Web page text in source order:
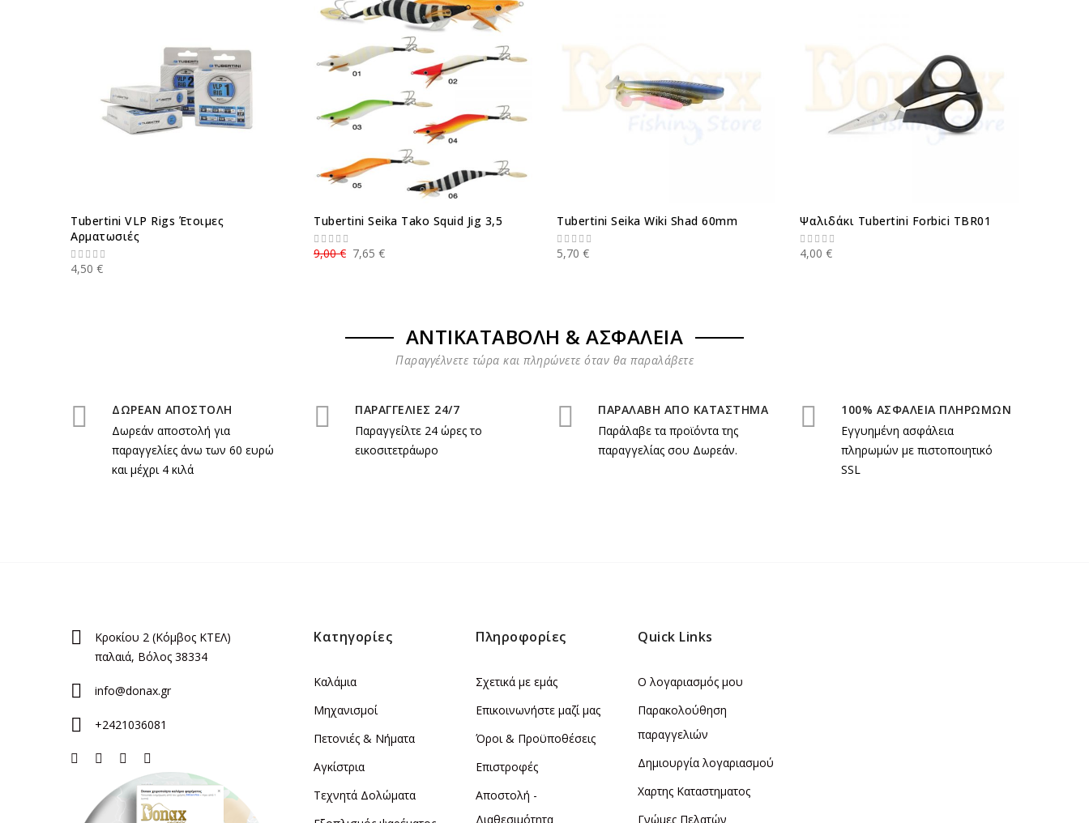
Tubertini VLP Rigs Έτοιμες
Αρματωσιές
4,50 €
Tubertini Seika Tako Squid Jig 3,5
7,65 €
9,00 €
Tubertini Seika Wiki Shad 60mm
5,70 €
Ψαλιδάκι Tubertini Forbici TBR01
4,00 €
ΑΝΤΙΚΑΤΑΒΟΛΗ & ΑΣΦΑΛΕΙΑ
Παραγγέλνετε τώρα και πληρώνετε όταν θα παραλάβετε
ΔΩΡΕΑΝ ΑΠΟΣΤΟΛΗ
Δωρεάν αποστολή για
παραγγελίες άνω των 60 ευρώ
και μέχρι 4 κιλά
ΠΑΡΑΓΓΕΛΙΕΣ 24/7
Παραγγείλτε 24 ώρες το
εικοσιτετράωρο
ΠΑΡΑΛΑΒΗ ΑΠΟ ΚΑΤΑΣΤΗΜΑ
Παράλαβε τα προϊόντα της
παραγγελίας σου Δωρεάν.
100% ΑΣΦΑΛΕΙΑ ΠΛΗΡΩΜΩΝ
Εγγυημένη ασφάλεια
πληρωμών με πιστοποιητικό
SSL
Κροκίου 2 (Κόμβος ΚΤΕΛ)
παλαιά, Βόλος 38334
info@donax.gr
+2421036081
Κατηγορίες
Καλάμια
Μηχανισμοί
Πετονιές & Νήματα
Αγκίστρια
Τεχνητά Δολώματα
Πληροφορίες
Σχετικά με εμάς
Επικοινωνήστε μαζί μας
Όροι & Προϋποθέσεις
Επιστροφές
Αποστολή -
Διαθεσιμότητα
Quick Links
Ο λογαριασμός μου
Παρακολούθηση
παραγγελιών
Δημιουργία λογαριασμού
Χαρτης Καταστηματος
Γνώμες Πελατών